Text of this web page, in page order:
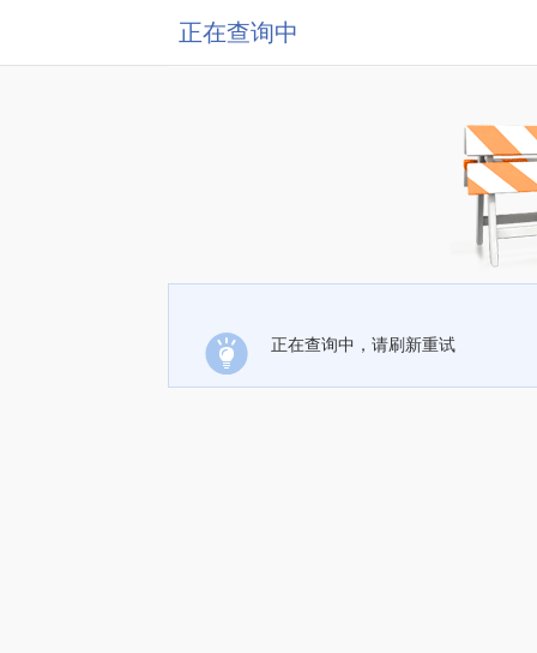
正在查询中
正在查询中，请刷新重试